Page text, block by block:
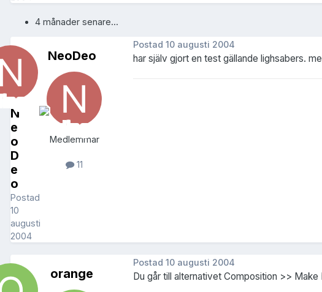
4 månader senare...
N
e
o
D
e
o
Postad
10
augusti
2004
NeoDeo
Medlemmar
11
Postad 10 augusti 2004
har själv gjort en test gällande lighsabers.
orange
Postad 10 augusti 2004
Du går till alternativet Composition >> Make